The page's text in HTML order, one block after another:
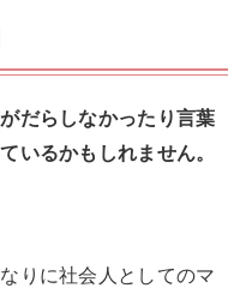
だらしなかったり言葉
いるかもしれません。
りに社会人としてのマ